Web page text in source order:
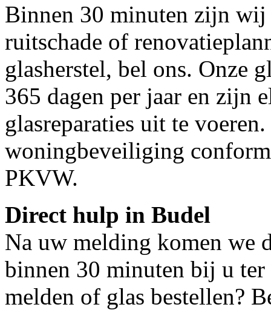
Binnen 30 minuten zijn wij
ruitschade of
glasherstel, bel ons. Onze
365 dagen per jaar en zijn
glasreparaties uit te
woningbeveiliging
PKVW.
Direct hulp in Budel
Na uw melding komen we
binnen 30 minuten bij u ter
melden of glas bestellen?